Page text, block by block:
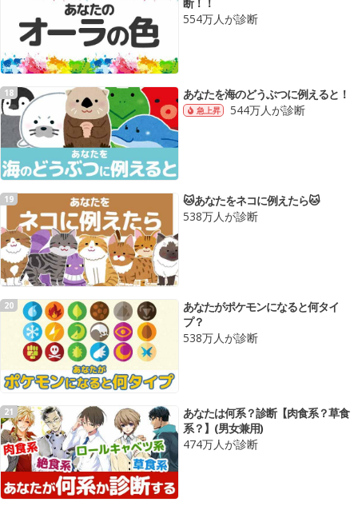
554万人が診断
18 あなたを海のどうぶつに例えると！
急上昇 544万人が診断
19
🐱あなたをネコに例えたら🐱
538万人が診断
20
あなたがポケモンになると何タイ
プ？
538万人が診断
21
あなたは何系？診断【肉食系？草食
系？】(男女兼用)
474万人が診断